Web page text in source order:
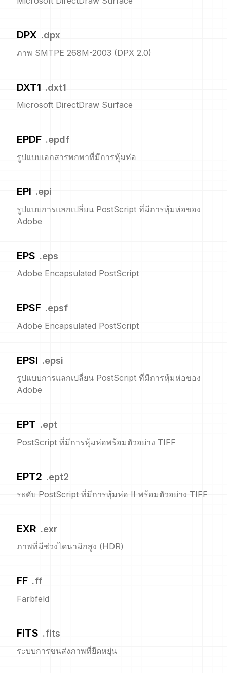
DPX .dpx
ภาพ SMTPE 268M-2003 (DPX 2.0)
DXT1 .dxt1
Microsoft DirectDraw Surface
EPDF .epdf
รูปแบบเอกสารพกพาที่มีการหุ้มห่อ
EPI .epi
รูปแบบการแลกเปลี่ยน PostScript ที่มีการหุ้มห่อของ
Adobe
EPS .eps
Adobe Encapsulated PostScript
EPSF .epsf
Adobe Encapsulated PostScript
EPSI .epsi
รูปแบบการแลกเปลี่ยน PostScript ที่มีการหุ้มห่อของ
Adobe
EPT .ept
PostScript ที่มีการหุ้มห่อพร้อมตัวอย่าง TIFF
EPT2 .ept2
ระดับ PostScript ที่มีการหุ้มห่อ II พร้อมตัวอย่าง TIFF
EXR .exr
ภาพที่มีช่วงไดนามิกสูง (HDR)
FF .ff
Farbfeld
FITS .fits
ระบบการขนส่งภาพที่ยืดหยุ่น